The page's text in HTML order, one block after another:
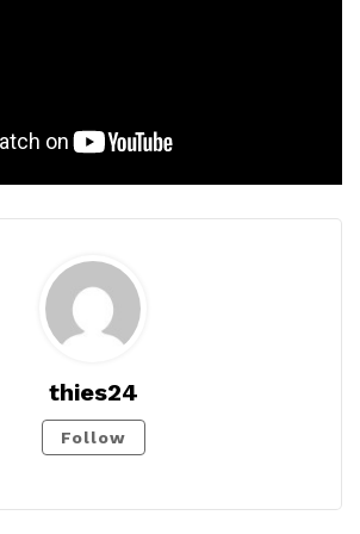
thies24
Follow